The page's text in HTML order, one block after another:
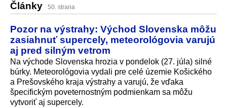
Články 50. strana
Pozor na výstrahy: Východ Slovenska môžu
zasiahnuť supercely, meteorológovia varujú
aj pred silným vetrom
Na východe Slovenska hrozia v pondelok (27. júla) silné
búrky. Meteorológovia vydali pre celé územie Košického
a Prešovského kraja výstrahy a varujú, že vďaka
špecifickým poveternostným podmienkam sa môžu
vytvoriť aj supercely.